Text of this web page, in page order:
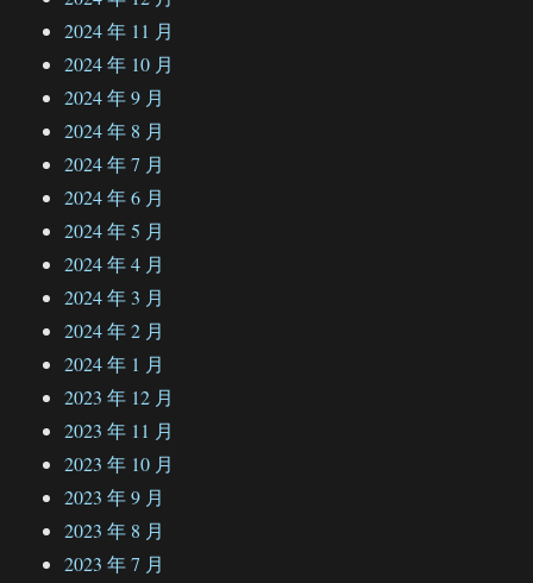
2024 年 11 月
2024 年 10 月
2024 年 9 月
2024 年 8 月
2024 年 7 月
2024 年 6 月
2024 年 5 月
2024 年 4 月
2024 年 3 月
2024 年 2 月
2024 年 1 月
2023 年 12 月
2023 年 11 月
2023 年 10 月
2023 年 9 月
2023 年 8 月
2023 年 7 月